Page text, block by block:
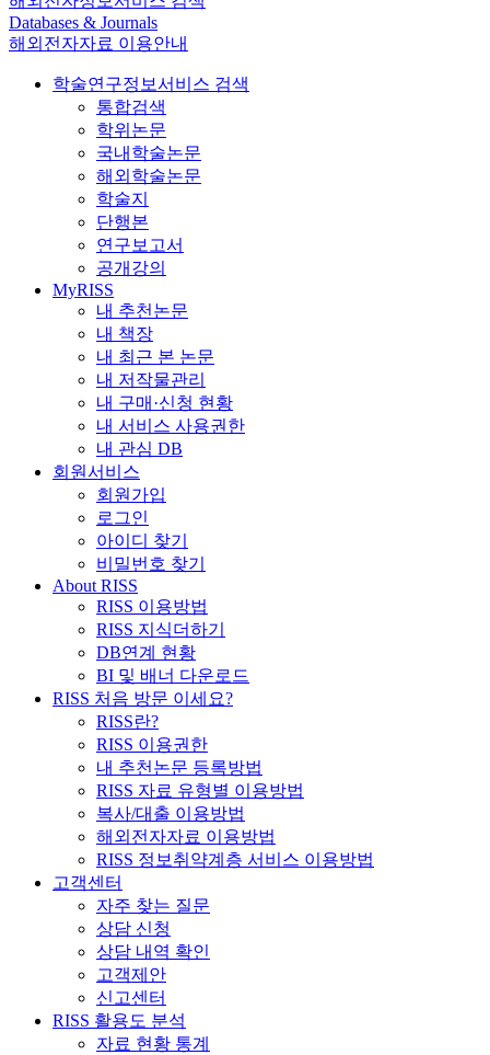
Databases & Journals
해외전자자료 이용안내
학술연구정보서비스 검색
통합검색
학위논문
국내학술논문
해외학술논문
학술지
단행본
연구보고서
공개강의
MyRISS
내 추천논문
내 책장
내 최근 본 논문
내 저작물관리
내 구매·신청 현황
내 서비스 사용권한
내 관심 DB
회원서비스
회원가입
로그인
아이디 찾기
비밀번호 찾기
About RISS
RISS 이용방법
RISS 지식더하기
DB연계 현황
BI 및 배너 다운로드
RISS 처음 방문 이세요?
RISS란?
RISS 이용권한
내 추천논문 등록방법
RISS 자료 유형별 이용방법
복사/대출 이용방법
해외전자자료 이용방법
RISS 정보취약계층 서비스 이용방법
고객센터
자주 찾는 질문
상담 신청
상담 내역 확인
고객제안
신고센터
RISS 활용도 분석
자료 현황 통계